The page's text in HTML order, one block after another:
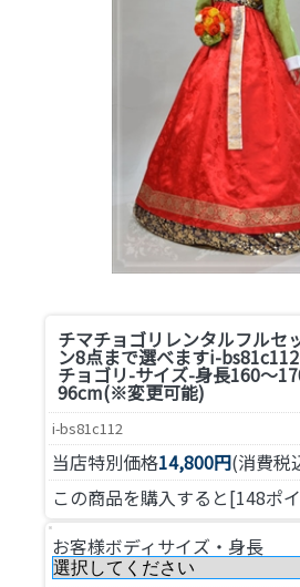
チマチョゴリレンタルフルセ
ン8点まで選べますi-
チョゴリ-サイズ-身長160～
96cm(※変更可能)
i-bs81c112
当店特別価格14,800円(消費税
この商品を購入すると[148ポ
お客様ボディサイズ・身長